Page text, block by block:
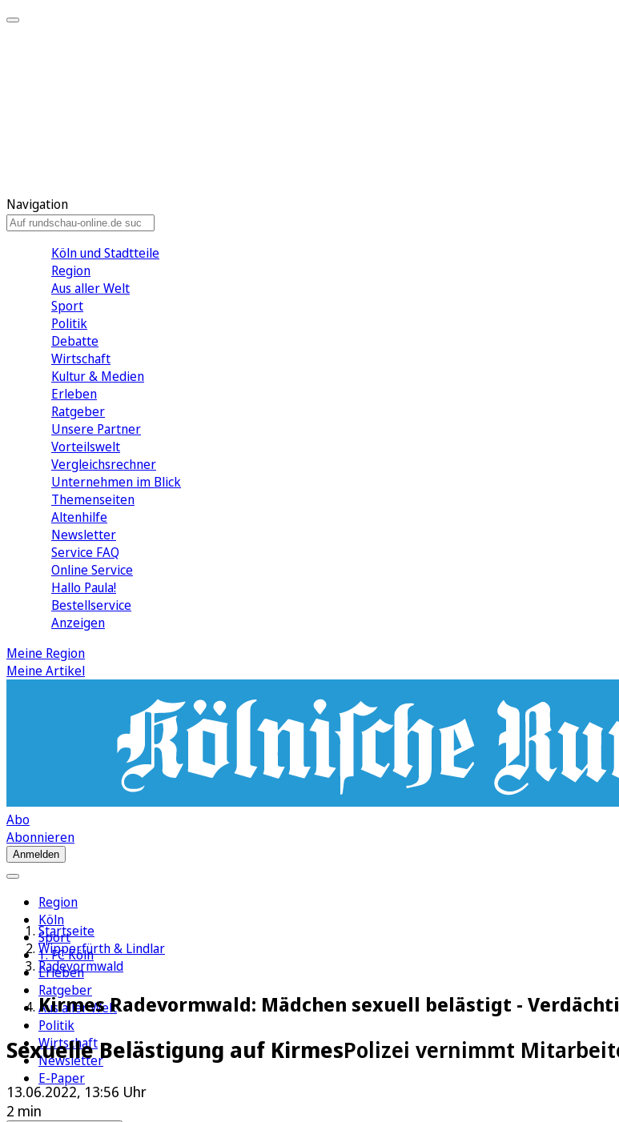
Navigation
Köln und Stadtteile
Region
Aus aller Welt
Sport
Politik
Debatte
Wirtschaft
Kultur & Medien
Erleben
Ratgeber
Unsere Partner
Vorteilswelt
Vergleichsrechner
Unternehmen im Blick
Themenseiten
Altenhilfe
Newsletter
Service FAQ
Online Service
Hallo Paula!
Bestellservice
Anzeigen
Meine Region
Meine Artikel
Abo
Abonnieren
Anmelden
Region
Köln
Sport
1. FC Köln
Erleben
Ratgeber
Aus aller Welt
Politik
Wirtschaft
Newsletter
E-Paper
Startseite
Wipperfürth & Lindlar
Radevormwald
Kirmes Radevormwald: Mädchen sexuell belästigt -
Sexuelle Belästigung auf KirmesPolizei vernimmt
13.06.2022, 13:56 Uhr
2 min